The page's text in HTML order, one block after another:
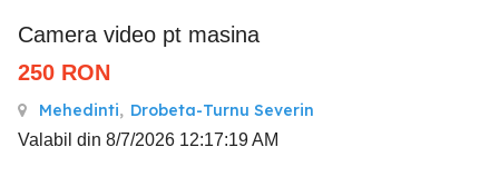
Camera video pt masina
250 RON
Mehedinti, Drobeta-Turnu Severin
Valabil din 8/7/2026 12:17:19 AM